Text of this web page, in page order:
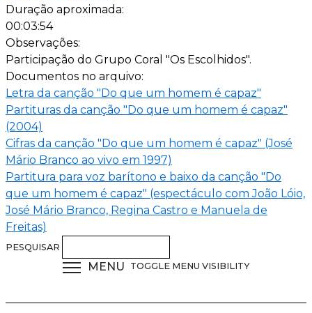
Duração aproximada:
00:03:54
Observações:
Participação do Grupo Coral "Os Escolhidos".
Documentos no arquivo:
Letra da canção "Do que um homem é capaz"
Partituras da canção "Do que um homem é capaz"
(2004)
Cifras da canção "Do que um homem é capaz" (José
Mário Branco ao vivo em 1997)
Partitura para voz barítono e baixo da canção "Do
que um homem é capaz" (espectáculo com João Lóio,
José Mário Branco, Regina Castro e Manuela de
Freitas)
PESQUISAR
MENU TOGGLE MENU VISIBILITY